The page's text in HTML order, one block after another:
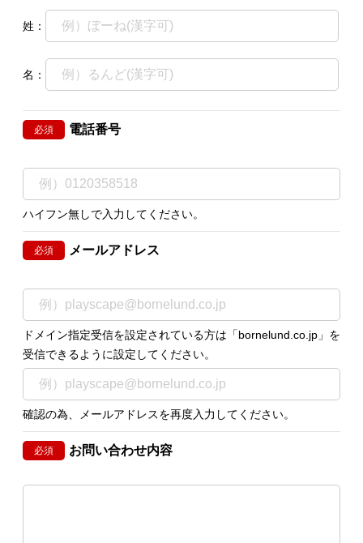
姓：
名：
必須 電話番号
ハイフン無しで入力してください。
必須 メールアドレス
ドメイン指定受信を設定されている方は「bornelund.co.jp」を
受信できるように設定してください。
確認の為、メールアドレスを再度入力してください。
必須 お問い合わせ内容